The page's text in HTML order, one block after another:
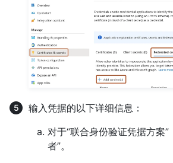
输入凭据的以下详细信息：
对于“联合身份验证凭据方案”
者”。